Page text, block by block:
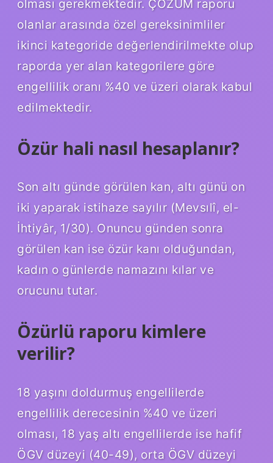
olması gerekmektedir. ÇÖZÜM raporu
olanlar arasında özel gereksinimliler
ikinci kategoride değerlendirilmekte olup
raporda yer alan kategorilere göre
engellilik oranı %40 ve üzeri olarak kabul
edilmektedir.
Özür hali nasıl hesaplanır?
Son altı günde görülen kan, altı günü on
iki yaparak istihaze sayılır (Mevsılî, el-
İhtiyâr, 1/30). Onuncu günden sonra
görülen kan ise özür kanı olduğundan,
kadın o günlerde namazını kılar ve
orucunu tutar.
Özürlü raporu kimlere
verilir?
18 yaşını doldurmuş engellilerde
engellilik derecesinin %40 ve üzeri
olması, 18 yaş altı engellilerde ise hafif
ÖGV düzeyi (40-49), orta ÖGV düzeyi